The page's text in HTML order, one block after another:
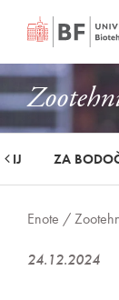
ZA
Enote /
24.12.2024